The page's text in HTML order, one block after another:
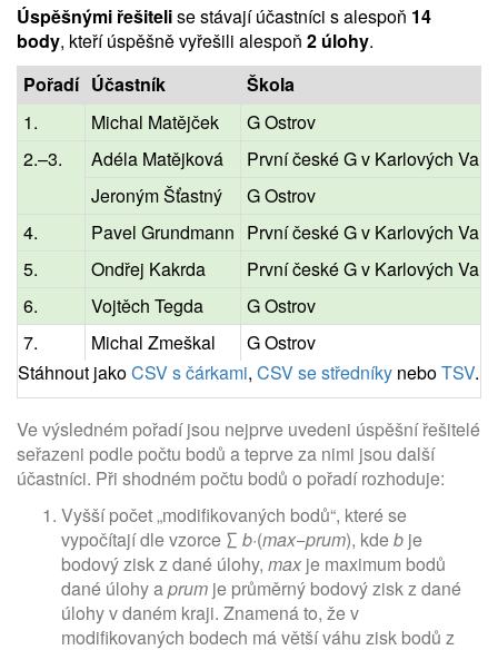
Úspěšnými řešitelise stávají účastníci s alespoň 14
body, kteří úspěšně vyřešili alespoň 2 úlohy.
Pořadí Účastník
Škola
1.
Michal Matějček
G Ostrov
2.–3.
Adéla Matějková
První české G v Karlových
Jeroným Šťastný
G Ostrov
4.
Pavel Grundmann První české G v Karlových
5.
Ondřej Kakrda
První české G v Karlových
6.
Vojtěch Tegda
G Ostrov
7.
Michal Zmeškal
G Ostrov
Stáhnout jakoCSV s čárkami, CSV se středníky neboTSV.
Ve výsledném pořadí jsou nejprve uvedeni úspěšní řešitelé
seřazeni podle počtu bodů a teprve za nimi jsou další
účastníci. Při shodném počtu bodů o pořadí rozhoduje:
Vyšší počet „modifikovaných bodů“, které se
vypočítají dle vzorce ∑ b·(max−prum), kdeb je
bodový zisk z dané úlohy, max je maximum bodů
dané úlohy aprum je průměrný bodový zisk z dané
úlohy v daném kraji. Znamená to, že v
modifikovaných bodech má větší váhu zisk bodů z